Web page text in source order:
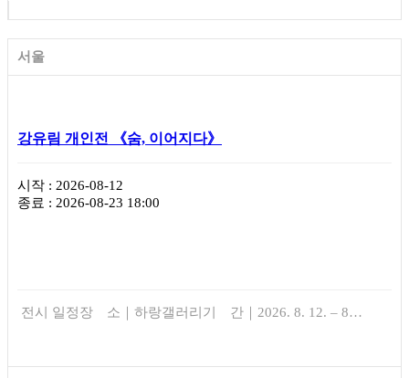
서울
강유림 개인전 《숨, 이어지다》
시작 : 2026-08-12
종료 : 2026-08-23 18:00
전시 일정장 소｜하랑갤러리기 간｜2026. 8. 12. – 8…